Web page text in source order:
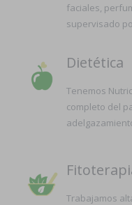
faciales,
supervisado
Dietética
Tenemos
completo del
Trabajamos